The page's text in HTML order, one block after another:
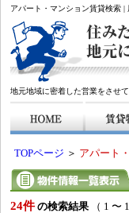
アパート・マンション賃貸検索
地元地域に密着した営業をさせ
TOPページ ＞ アパート
24件 の検索結果 （ 1 〜